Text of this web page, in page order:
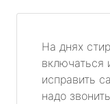
На днях
включаться
исправить
надо